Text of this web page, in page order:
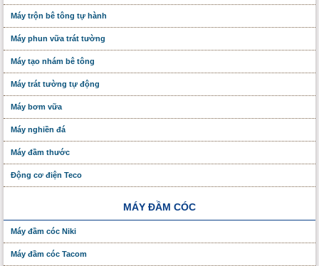
Máy trộn bê tông tự hành
Máy phun vữa trát tường
Máy tạo nhám bê tông
Máy trát tường tự động
Máy bơm vữa
Máy nghiền đá
Máy đầm thước
Động cơ điện Teco
MÁY ĐẦM CÓC
Máy đầm cóc Niki
Máy đầm cóc Tacom